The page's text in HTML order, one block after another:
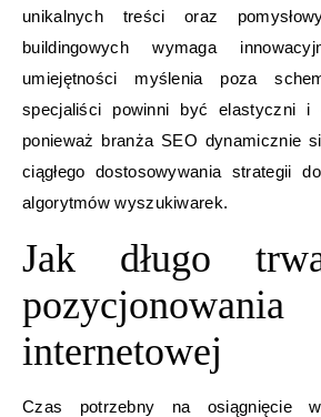
unikalnych treści oraz
buildingowych wymaga
umiejętności myślenia poza
specjaliści powinni być elastyczni i
ponieważ branża SEO dynamicznie
ciągłego dostosowywania strategii
algorytmów wyszukiwarek.
Jak długo
internetowej
Czas potrzebny na osiągnięcie